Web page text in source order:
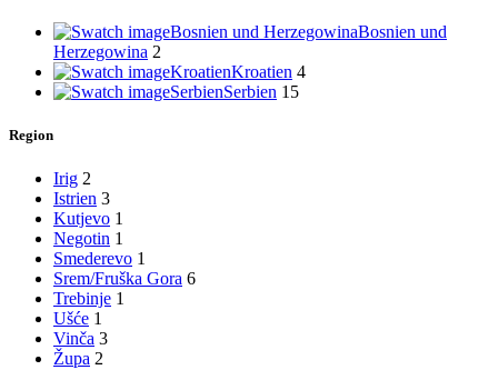
Bosnien und HerzegowinaBosnien und
Herzegowina 2
KroatienKroatien 4
SerbienSerbien 15
Region
Irig 2
Istrien 3
Kutjevo 1
Negotin 1
Smederevo 1
Srem/Fruška Gora 6
Trebinje 1
Ušće 1
Vinča 3
Župa 2